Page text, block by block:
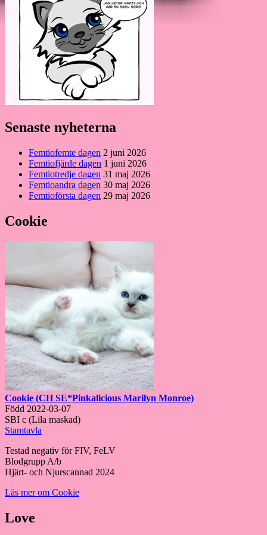
Senaste nyheterna
Femtiofemte dagen 2 juni 2026
Femtiofjärde dagen 1 juni 2026
Femtiotredje dagen 31 maj 2026
Femtioandra dagen 30 maj 2026
Femtioförsta dagen 29 maj 2026
Cookie
Cookie (CH SE*Pinkalicious Marilyn Monroe)
Född 2022-03-07
SBI c (Lila maskad)
Stamtavla
Testad negativ för FIV, FeLV
Blodgrupp A/b
Hjärt- och Njurscannad 2024
Läs mer om Cookie
Love